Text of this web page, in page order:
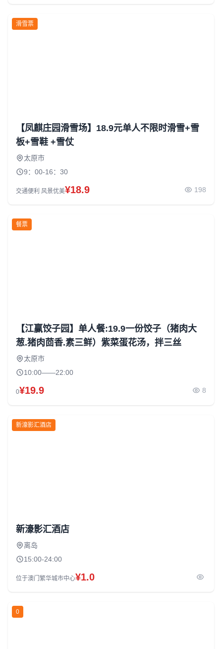
滑雪票
【凤麒庄园滑雪场】18.9元单人不限时滑雪+雪
板+雪鞋 +雪仗
太原市
9：00-16：30
交通便利 风景优美¥18.9 198
餐票
【江赢饺子园】单人餐:19.9一份饺子（猪肉大
葱.猪肉茴香.素三鲜）紫菜蛋花汤，拌三丝
太原市
10:00——22:00
0¥19.9 8
新濠影汇酒店
新濠影汇酒店
离岛
15:00-24:00
位于澳门繁华城市中心¥1.0
0